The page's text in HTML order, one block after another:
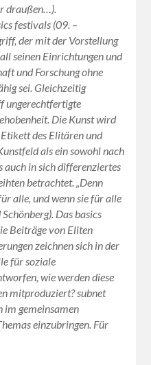
draußen…).
festivals (09. –
der mit der Vorstellung
seinen Einrichtungen und
und Forschung ohne
sei. Gleichzeitig
ungerechtfertigte
Die Kunst wird
des Elitären und
als ein sowohl nach
auch in sich differenziertes
betrachtet. „Denn
alle, und wenn sie für alle
Das basics
Beiträge von Eliten
zeichnen sich in der
für soziale
wie werden diese
mitproduziert? subnet
im gemeinsamen
einzubringen. Für